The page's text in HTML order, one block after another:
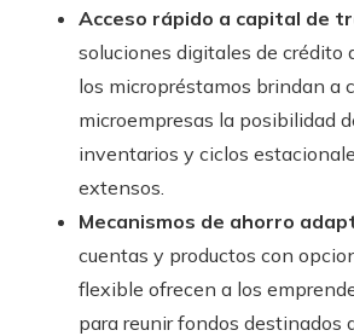
Acceso rápido a capital de
soluciones digitales de crédito
los micropréstamos brindan a
microempresas la posibilidad
inventarios y ciclos
extensos.
Mecanismos de ahorro
cuentas y productos con
flexible ofrecen a los
para reunir fondos destinados